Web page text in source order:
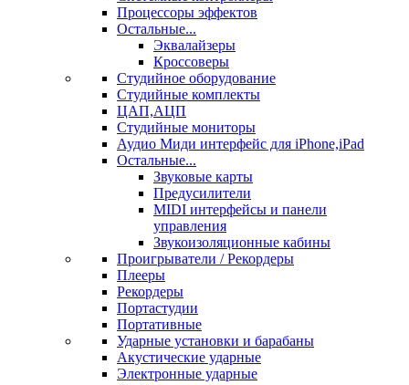
Процессоры эффектов
Остальные...
Эквалайзеры
Кроссоверы
Студийное оборудование
Студийные комплекты
ЦАП,АЦП
Студийные мониторы
Аудио Миди интерфейс для iPhone,iPad
Остальные...
Звуковые карты
Предусилители
MIDI интерфейсы и панели
управления
Звукоизоляционные кабины
Проигрыватели / Рекордеры
Плееры
Рекордеры
Портастудии
Портативные
Ударные установки и барабаны
Акустические ударные
Электронные ударные